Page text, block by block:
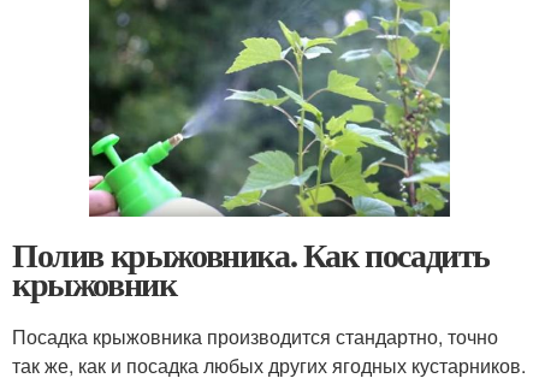
Полив крыжовника. Как посадить
крыжовник
Посадка крыжовника производится стандартно, точно
так же, как и посадка любых других ягодных кустарников.